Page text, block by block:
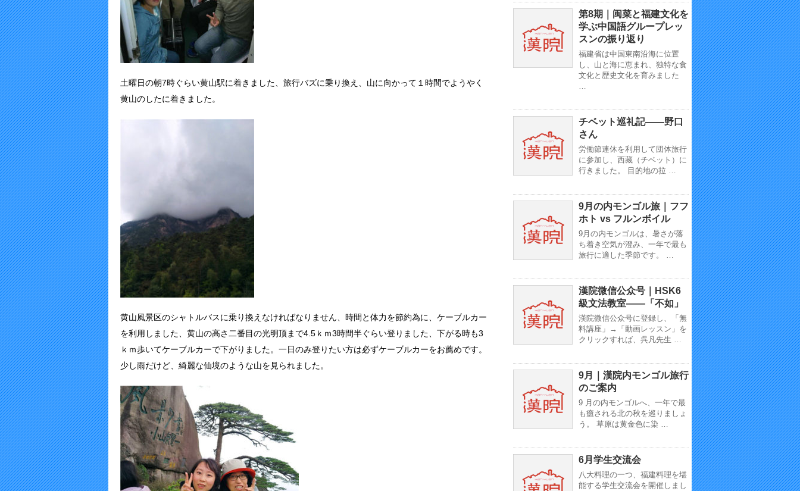
土曜日の朝7時ぐらい黄山駅に着きました、旅行バズに乗り換え、山に向かって１時間でようやく
黄山のしたに着きました。
黄山風景区のシャトルバスに乗り換えなければなりません、時間と体力を節約為に、ケーブルカー
を利用しました、黄山の高さ二番目の光明顶まで4.5ｋｍ3時間半ぐらい登りました、下がる時も3
ｋｍ歩いてケーブルカーで下がりました。一日のみ登りたい方は必ずケーブルカーをお薦めです。
少し雨だけど、綺麗な仙境のような山を見られました。
第8期｜闽菜と福建文化を
学ぶ中国語グループレッ
スンの振り返り
福建省は中国東南沿海に位置
し、山と海に恵まれ、独特な食
文化と歴史文化を育みました
…
チベット巡礼記——野口
さん
労働節連休を利用して団体旅行
に参加し、西藏（チベット）に
行きました。 目的地の拉 …
9月の内モンゴル旅｜フフ
ホト vs フルンボイル
9月の内モンゴルは、暑さが落
ち着き空気が澄み、一年で最も
旅行に適した季節です。 …
漢院微信公众号｜HSK6
級文法教室——「不如」
漢院微信公众号に登録し、「無
料講座」→「動画レッスン」を
クリックすれば、呉凡先生 …
9月｜漢院内モンゴル旅行
のご案内
9 月の内モンゴルへ、一年で最
も癒される北の秋を巡りましょ
う。 草原は黄金色に染 …
6月学生交流会
八大料理の一つ、福建料理を堪
能する学生交流会を開催しまし